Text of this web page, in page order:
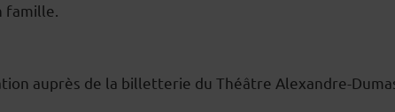
famille.
auprès de la billetterie du Théâtre Alexandre-